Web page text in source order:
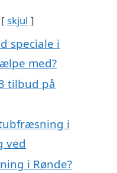
skjul
speciale i
med?
tilbud på
i
ved
i Rønde?